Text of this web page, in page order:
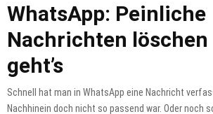
WhatsApp: Peinliche
Nachrichten löschen
geht’s
Schnell hat man in WhatsApp eine Nachricht
Nachhinein doch nicht so passend war. Oder noch